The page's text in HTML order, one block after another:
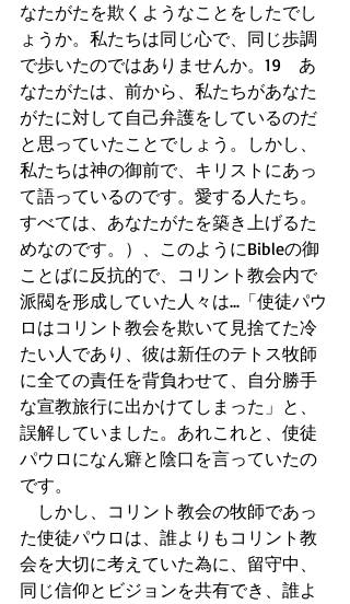
なたがたを欺くようなことをしたでし
ょうか。私たちは同じ心で、同じ歩調
で歩いたのではありませんか。19　あ
なたがたは、前から、私たちがあなた
がたに対して自己弁護をしているのだ
と思っていたことでしょう。しかし、
私たちは神の御前で、キリストにあっ
て語っているのです。愛する人たち。
すべては、あなたがたを築き上げるた
めなのです。）、このようにBibleの御
ことばに反抗的で、コリント教会内で
派閥を形成していた人々は...「使徒パウ
ロはコリント教会を欺いて見捨てた冷
たい人であり、彼は新任のテトス牧師
に全ての責任を背負わせて、自分勝手
な宣教旅行に出かけてしまった」と、
誤解していました。あれこれと、使徒
パウロになん癖と陰口を言っていたの
です。
しかし、コリント教会の牧師であっ
た使徒パウロは、誰よりもコリント教
会を大切に考えていた為に、留守中、
同じ信仰とビジョンを共有でき、誰よ